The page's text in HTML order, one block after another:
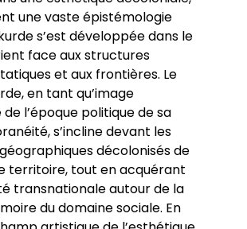
une vaste épistémologie
s’est développée dans le
face aux structures
et aux frontières. Le
en tant qu’image
l’époque politique de sa
s’incline devant les
décolonisés de
territoire, tout en acquérant
transnationale autour de la
du domaine sociale. En